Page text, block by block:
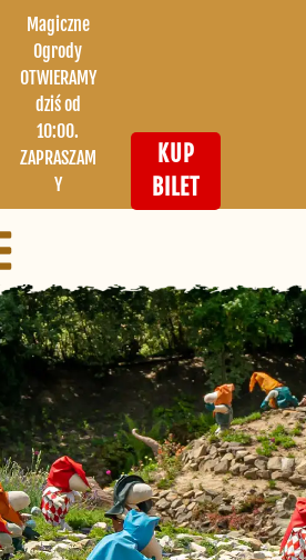
Magiczne
Ogrody
OTWIERAMY
dziś od
10:00.
ZAPRASZAM
Y
KUP
BILET